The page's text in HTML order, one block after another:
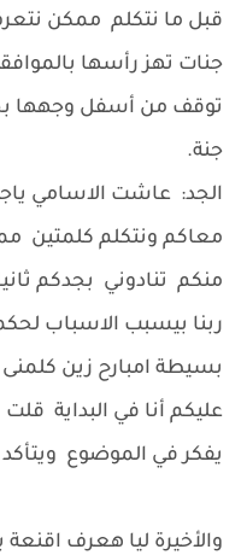
قبل ما نتكلم ممكن
جنات تهز رأسها
توقف من أسفل وجهها
جنة.
الجد: عاشت الاسامي
معاكم ونتكلم كلمتين
منكم تنادوني بجدكم
ربنا بيسبب الاسباب
بسيطة امبارح زين
عليكم أنا في البداية
يفكر في الموضوع ويتأكد
والأخيرة ليا هعرف